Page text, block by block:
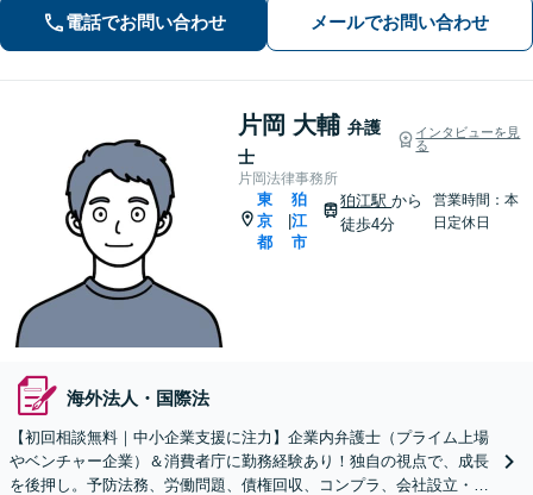
生活のフォローも行います。
電話でお問い合わせ メールでお問い合わせ
片岡 大輔 弁護
士
インタビューを見
る
片岡法律事務所
東
京
都
狛
江
市
狛江駅から
徒歩4分
営業時間：本
日定休日
海外法人・国際法
【初回相談無料｜中小企業支援に注力】企業内弁護士（プライム上場
やベンチャー企業）＆消費者庁に勤務経験あり！独自の視点で、成長
を後押し。予防法務、労働問題、債権回収、コンプラ、会社設立・事